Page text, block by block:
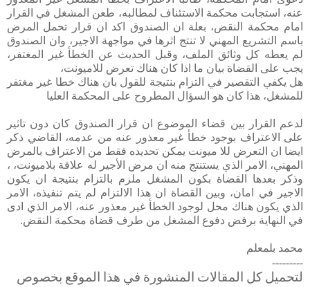
عنه، استجابت محكمة الاستئناف لمطالبه، طعن المشغل في القرار
امام محكمة النقض، بعلة ان الصندوق اكد ان قرار تحمل المرض
باسم التشريع المهني لا تنتج اثرها في مواجهة الاجير، وان الصندوق
لم يعطه كل وثائق الملف، وقبل الحديث عن الخطأ غير المغتفر،
يجب على القضاة بيان ما اذا كان هناك تعرض للاميونت،
هل يكفي التقصير في التزام بنتيجة للقول بان هناك خطا غير مغتفر
للمشغل، هذا كان هو السؤال المطروح على المحكمة العليا
لدعم القرار بين قضاء الموضوع ان قرار الصندوق كان دون تاثير
على الاعتراف بوجود خطأ غير معذور عنه من عدمه، القاضي ذكر
ايضا ان التعرض للا ميونت يمكن تحديده فقط من الاعتراف بالمرض
المهني، الامر الذي يستنتج منه ان مرض الأجير له علاقة بلاميونت، ،
وذكر بعدها القضاة بكون المشغل ملزم بالتزام بنتيجة ان يكون
الاجير في امان، وبين القضاة ان هذا الالتزام لم يتم تنفيذه، الامر
الذي يكون هناك محل لوجود الخطأ غير معذور عنه، الامر الذي ادى
في النهاية برفض دفوع المشغل من طرف قضاة محكمة النقض.
محمد بلمعلم
---------
لتحميل كل المقالات المنشورة في هذا الموقع بخصوص